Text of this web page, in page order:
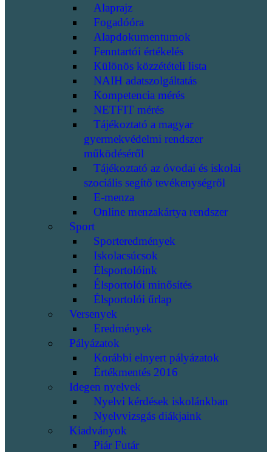
Alaprajz
Fogadóóra
Alapdokumentumok
Fenntartói értékelés
Különös közzétételi lista
NAIH adatszolgáltatás
Kompetencia mérés
NETFIT mérés
Tájékoztató a magyar
gyermekvédelmi rendszer
működéséről
Tájékoztató az óvodai és iskolai
szociális segítő tevékenységről
E-menza
Online menzakártya rendszer
Sport
Sporteredmények
Iskolacsúcsok
Élsportolóink
Élsportolói minősítés
Élsportolói űrlap
Versenyek
Eredmények
Pályázatok
Korábbi elnyert pályázatok
Értékmentés 2016
Idegen nyelvek
Nyelvi kérdések iskolánkban
Nyelvvizsgás diákjaink
Kiadványok
Piár Futár